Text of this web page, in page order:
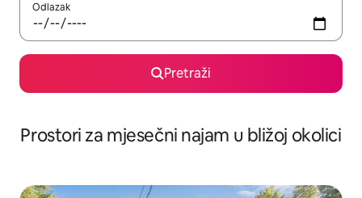
Odlazak
Pretraži
Prostori za mjesečni najam u bližoj okolici